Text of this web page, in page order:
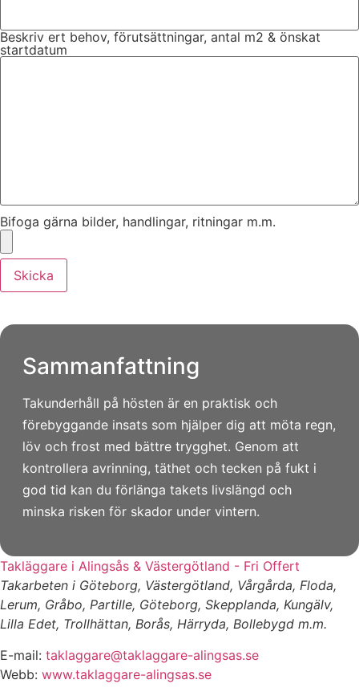
Beskriv ert behov, förutsättningar, antal m2 & önskat
startdatum
Bifoga gärna bilder, handlingar, ritningar m.m.
Skicka
Sammanfattning
Takunderhåll på hösten är en praktisk och
förebyggande insats som hjälper dig att möta regn,
löv och frost med bättre trygghet. Genom att
kontrollera avrinning, täthet och tecken på fukt i
god tid kan du förlänga takets livslängd och
minska risken för skador under vintern.
Takläggare i Alingsås & Västergötland - Fri Offert
Takarbeten i Göteborg, Västergötland, Vårgårda, Floda,
Lerum, Gråbo, Partille, Göteborg, Skepplanda, Kungälv,
Lilla Edet, Trollhättan, Borås, Härryda, Bollebygd m.m.
E-mail: taklaggare@taklaggare-alingsas.se
Webb: www.taklaggare-alingsas.se